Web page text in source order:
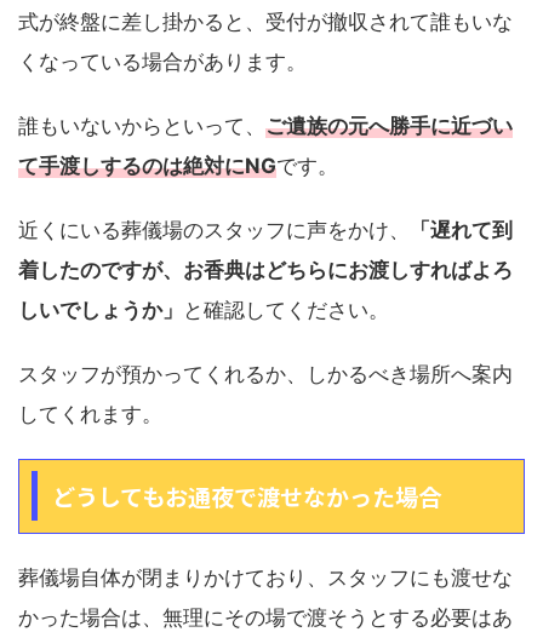
式が終盤に差し掛かると、受付が撤収されて誰もいな
くなっている場合があります。
誰もいないからといって、 ご遺族の元へ勝手に近づい
て手渡しするのは絶対にNGです。
近くにいる葬儀場のスタッフに声をかけ、
「遅れて到
着したのですが、お香典はどちらにお渡しすればよろ
しいでしょうか」 と確認してください。
スタッフが預かってくれるか、しかるべき場所へ案内
してくれます。
どうしてもお通夜で渡せなかった場合
葬儀場自体が閉まりかけており、スタッフにも渡せな
かった場合は、無理にその場で渡そうとする必要はあ